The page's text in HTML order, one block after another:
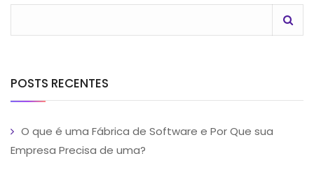
POSTS RECENTES
O que é uma Fábrica de Software e Por Que sua
Empresa Precisa de uma?